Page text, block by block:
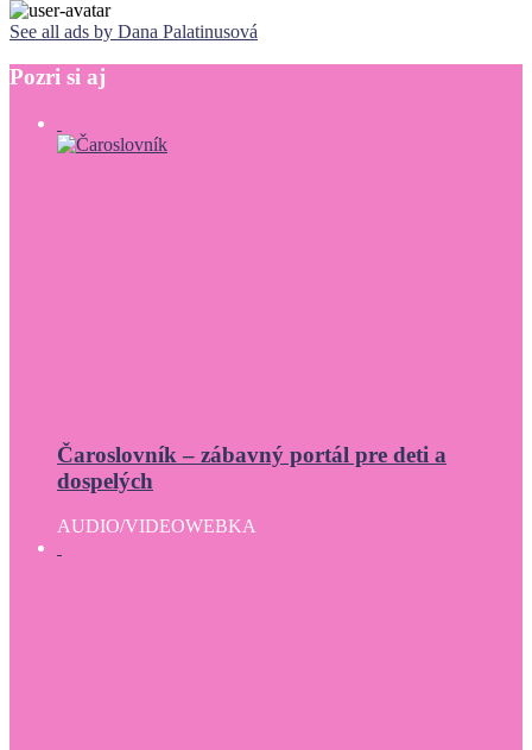
See all ads by Dana Palatinusová
Pozri si aj
Čaroslovník – zábavný portál pre deti a
dospelých
AUDIO/VIDEOWEBKA